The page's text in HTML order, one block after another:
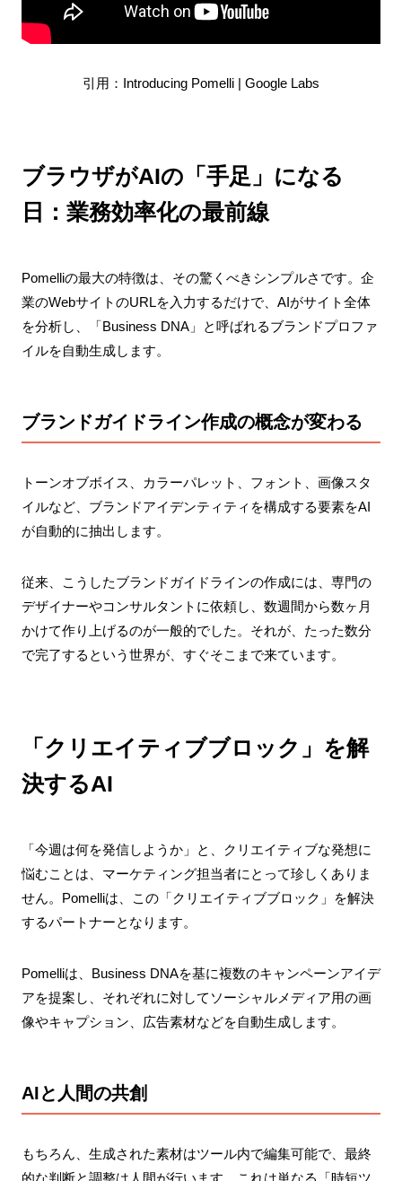
引用：Introducing Pomelli | Google Labs
ブラウザがAIの「手足」になる
日：業務効率化の最前線
Pomelliの最大の特徴は、その驚くべきシンプルさです。企
業のWebサイトのURLを入力するだけで、AIがサイト全体
を分析し、「Business DNA」と呼ばれるブランドプロファ
イルを自動生成します。
ブランドガイドライン作成の概念が変わる
トーンオブボイス、カラーパレット、フォント、画像スタ
イルなど、ブランドアイデンティティを構成する要素をAI
が自動的に抽出します。
従来、こうしたブランドガイドラインの作成には、専門の
デザイナーやコンサルタントに依頼し、数週間から数ヶ月
かけて作り上げるのが一般的でした。それが、たった数分
で完了するという世界が、すぐそこまで来ています。
「クリエイティブブロック」を解
決するAI
「今週は何を発信しようか」と、クリエイティブな発想に
悩むことは、マーケティング担当者にとって珍しくありま
せん。Pomelliは、この「クリエイティブブロック」を解決
するパートナーとなります。
Pomelliは、Business DNAを基に複数のキャンペーンアイデ
アを提案し、それぞれに対してソーシャルメディア用の画
像やキャプション、広告素材などを自動生成します。
AIと人間の共創
もちろん、生成された素材はツール内で編集可能で、最終